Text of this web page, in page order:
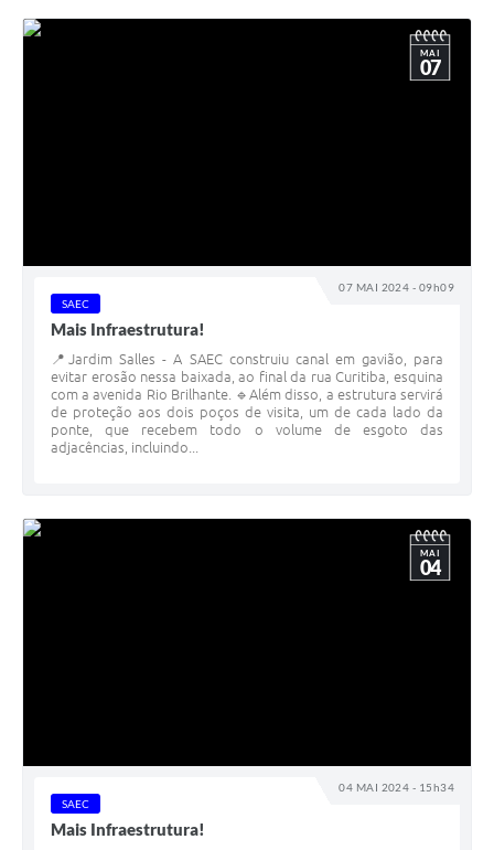
07 MAI 2024 - 09h09
MAI
07
SAEC
Mais Infraestrutura!
📍Jardim Salles - A SAEC construiu canal em gavião, para
evitar erosão nessa baixada, ao final da rua Curitiba, esquina
com a avenida Rio Brilhante. 🔹Além disso, a estrutura servirá
de proteção aos dois poços de visita, um de cada lado da
ponte, que recebem todo o volume de esgoto das
adjacências, incluindo...
04 MAI 2024 - 15h34
MAI
04
SAEC
Mais Infraestrutura!